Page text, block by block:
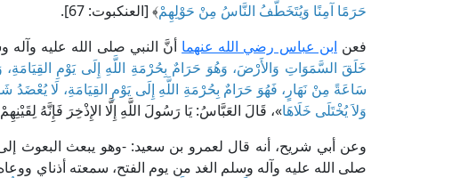
حَرَمًا آمِنًا وَيُتَخَطَّفُ النَّاسُ مِنْ حَوْلِهِمْ﴾ [العنكبوت: 67].
فعن ابن عباس رضي الله عنهما أنَّ النبي صلى الله عليه
خَلَقَ السَّمَوَاتِ وَالأَرْضَ، وَهُوَ حَرَامٌ بِحُرْمَةِ اللَّهِ إِلَى يَوْمِ القِيَامَةِ،
سَاعَةً مِنْ نَهَارٍ، فَهُوَ حَرَامٌ بِحُرْمَةِ اللَّهِ إِلَى يَوْمِ القِيَامَةِ، لَا يُعْضَدُ
وَلاَ يُخْتَلَى خَلَاهَا»، قَالَ العَبَّاسُ: يَا رَسُولَ اللَّهِ إِلَّا الإِذْخِرَ فَإِنَّهُ
وعن أبي شريح، أنه قال لعمرو بن سعيد: -وهو يبعث البعوث إلى
صلى الله عليه وآله وسلم الغد من يوم الفتح، سمعته أذناي